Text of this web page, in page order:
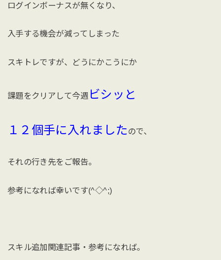
ログインボーナスが無くなり、
入手する機会が減ってしまった
スキトレですが、どうにかこうにか
課題をクリアして今週 ビシッと
１２個手に入れました ので、
それの行き先をご報告。
参考になれば幸いです(^◇^;)
スキル追加関連記事・参考になれば。